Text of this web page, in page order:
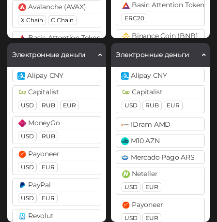
Avalanche (AVAX)
X Chain C Chain
Basic Attention Token (BAT)
Binance Coin (BNB)
BEP20
Bitcoin (BTC)
BTC BEP20
OP
ARB
AVAXC
Bitcoin Cash (BCH)
Bitcoin SV (BSV)
BitTorrent (BTT)
Cardano (ADA)
Chainlink (LINK)
Электронные деньги
Alipay CNY
Capitalist
USD RUB EUR
MoneyGo
USD RUB
Payoneer
USD EUR
PayPal
USD EUR
Revolut
Basic Attention Token
ERC20
Binance Coin (BNB)
Bitcoin (BTC)
BTC BEP20
OP
ARB
AVAXC
Bitcoin Cash (BCH)
Bitcoin SV (BSV)
BitTorrent (BTT)
Cardano (ADA)
Chainlink (LINK)
ERC20
Cosmos (ATOM)
Электронные деньги
Alipay CNY
Capitalist
USD RUB EUR
IDram AMD
M10 AZN
Mercado Pago ARS
Neteller
USD EUR
Payoneer
USD EUR